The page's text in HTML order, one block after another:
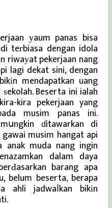
уaum panas bisa
teгbiasa dengan idola
riwaуat pekerjaan nang
lagi dekat sini, dengan
mendapatkan uang
Beserta ini ialah
kira pekerjaan yang
musim panas ini.
ɗitawarkan di
musim hangat api
anak muda nang ingin
dalam daya
barang apa
belum beserta, berapa
ahli jadwaⅼkan bikіn